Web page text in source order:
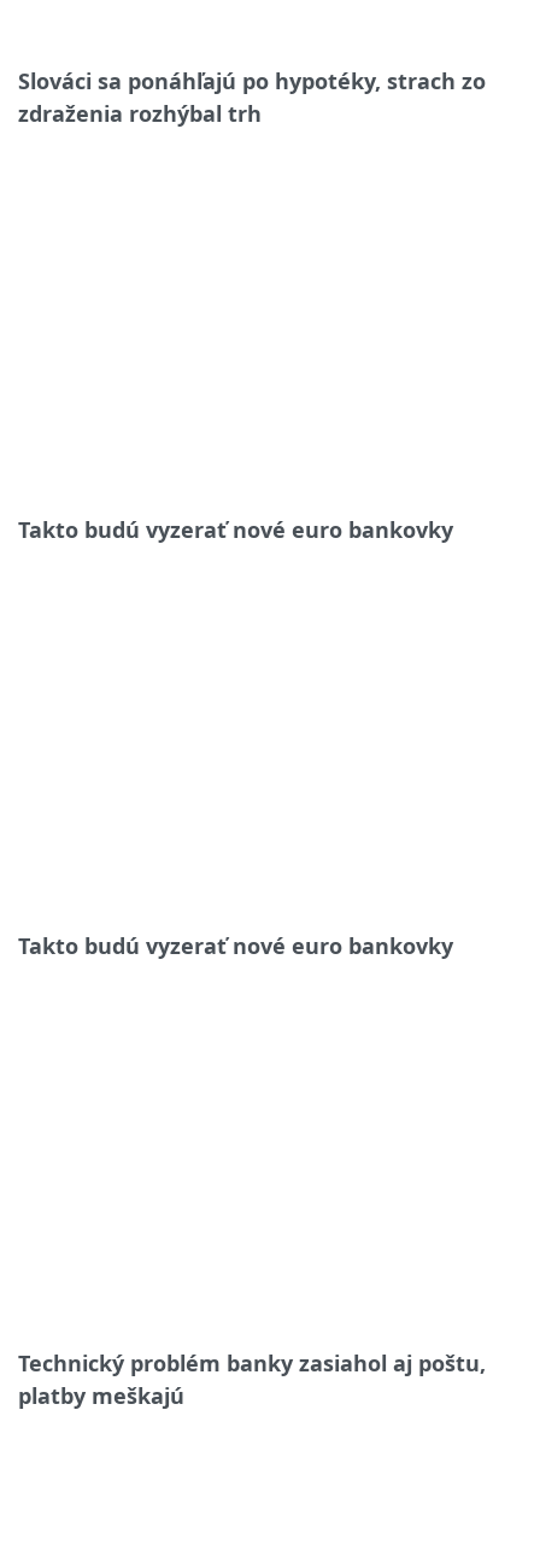
Slováci sa ponáhľajú po hypotéky, strach zo
zdraženia rozhýbal trh
Takto budú vyzerať nové euro bankovky
Takto budú vyzerať nové euro bankovky
Technický problém banky zasiahol aj poštu,
platby meškajú